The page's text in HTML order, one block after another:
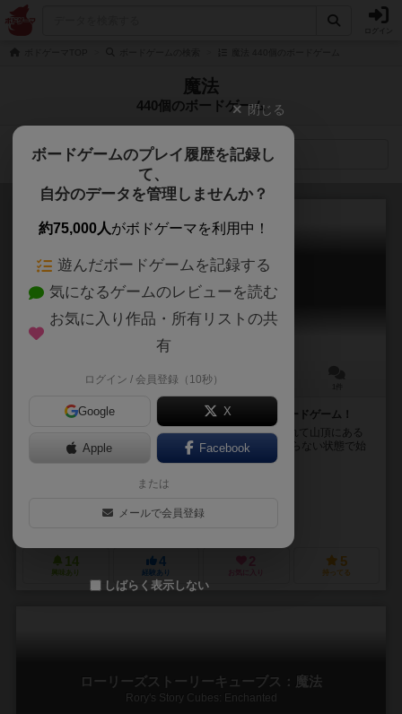
魔法
440個のボードゲーム
検索メニュー
魔法競争
Mahou Kyoso
20～60分
魔法世界を舞台にした正体隠匿チーム戦すごろく型ボードゲーム！
プレイヤーは魔法世界を舞台に、２つのチームに分かれて山頂にある
城を目指して戦います。 初めは、誰が味方か敵かわからない状態で始
まります。そのため、プレイヤーは他プレイヤーの...
板楽 良介（Ryosuke Sakaraku）
14
興味あり
4
経験あり
5
持ってる
ローリーズストーリーキューブス：魔法
Rory's Story Cubes: Enchanted
閉じる
ボードゲームのプレイ履歴を記録し
て、
自分のデータを管理しませんか？
約75,000人がボドゲーマを利用中！
遊んだボードゲームを記録する
気になるゲームのレビューを読む
お気に入り作品・所有リストの共
有
ログイン / 会員登録（10秒）
Google X
Apple Facebook
または
メールで会員登録
しばらく表示しない